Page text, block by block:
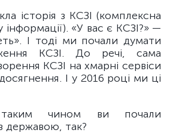
історія з КСЗІ (комплексна
інформації). «У вас є КСЗІ?» —
І тоді ми почали думати
КСЗІ. До речі, сама
КСЗІ на хмарні сервіси
І у 2016 році ми ці
чином ви почали
державою, так?